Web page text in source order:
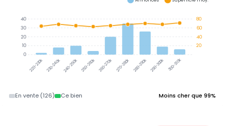
220-230k 230-240k 240-250k 250-260k 260-270k 270-280k 280-290k 290-300k 300-310k
80
60
40
20
40
30
20
10
0
En vente (126) Ce bien Moins cher que 99%